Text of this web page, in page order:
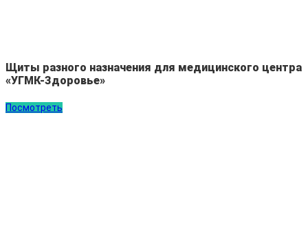
Щиты разного назначения для медицинского центра
«УГМК-Здоровье»
Посмотреть